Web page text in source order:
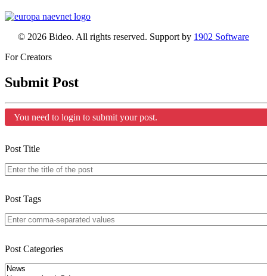
© 2026 Bideo. All rights reserved. Support by 1902 Software
For Creators
Submit Post
You need to login to submit your post.
Post Title
Post Tags
Post Categories